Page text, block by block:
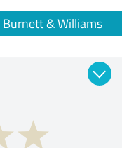
Burnett & Williams